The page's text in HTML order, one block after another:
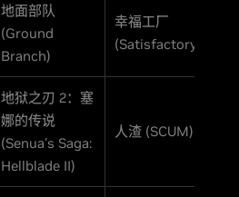
地面部队
(Ground
Branch)
幸福工厂
(Satisfactory)
地狱之刃 2：塞
娜的传说
(Senua's Saga:
Hellblade II)
人渣 (SCUM)